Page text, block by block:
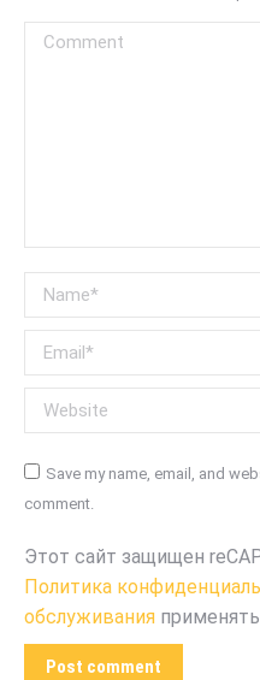
Comment
Name *
Email *
Website
Save my name, email, and
comment.
Этот сайт защищен
Политика
обслуживания
Post comment